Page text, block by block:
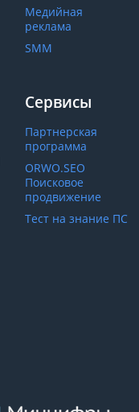
Медийная
реклама
SMM
Сервисы
Партнерская
программа
ORWO.SEO
Поисковое
продвижение
Тест на знание ПС